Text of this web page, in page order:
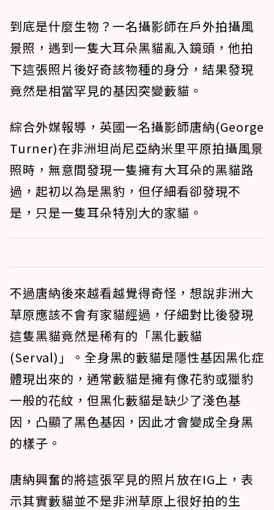
到底是什麼生物？一名攝影師在戶外拍攝風
景照，遇到一隻大耳朵黑貓亂入鏡頭，他拍
下這張照片後好奇該物種的身分，結果發現
竟然是相當罕見的基因突變藪貓。
綜合外媒報導，英國一名攝影師唐納(George
Turner)在非洲坦尚尼亞納米里平原拍攝風景
照時，無意間發現一隻擁有大耳朵的黑貓路
過，起初以為是黑豹，但仔細看卻發現不
是，只是一隻耳朵特別大的家貓。
不過唐納後來越看越覺得奇怪，想說非洲大
草原應該不會有家貓經過，仔細對比後發現
這隻黑貓竟然是稀有的「黑化藪貓
(Serval)」。全身黑的藪貓是隱性基因黑化症
體現出來的，通常藪貓是擁有像花豹或獵豹
一般的花紋，但黑化藪貓是缺少了淺色基
因，凸顯了黑色基因，因此才會變成全身黑
的樣子。
唐納興奮的將這張罕見的照片放在IG上，表
示其實藪貓並不是非洲草原上很好拍的生